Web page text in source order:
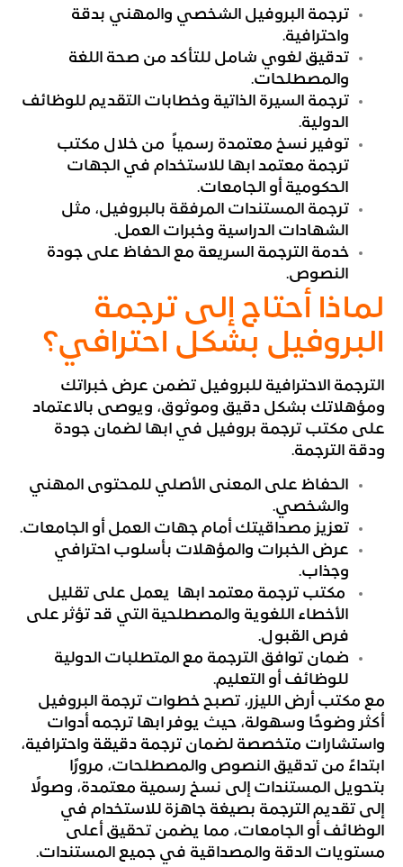
ترجمة البروفيل الشخصي والمهني بدقة
واحترافية.
تدقيق لغوي شامل للتأكد من صحة اللغة
والمصطلحات.
ترجمة السيرة الذاتية وخطابات التقديم للوظائف
الدولية.
توفير نسخ معتمدة رسمياً من خلال مكتب
ترجمة معتمد ابها للاستخدام في الجهات
الحكومية أو الجامعات.
ترجمة المستندات المرفقة بالبروفيل، مثل
الشهادات الدراسية وخبرات العمل.
خدمة الترجمة السريعة مع الحفاظ على جودة
النصوص.
لماذا أحتاج إلى ترجمة
البروفيل بشكل احترافي؟
الترجمة الاحترافية للبروفيل تضمن عرض خبراتك
ومؤهلاتك بشكل دقيق وموثوق، ويوصى بالاعتماد
على مكتب ترجمة بروفيل في ابها لضمان جودة
ودقة الترجمة.
الحفاظ على المعنى الأصلي للمحتوى المهني
والشخصي.
تعزيز مصداقيتك أمام جهات العمل أو الجامعات.
عرض الخبرات والمؤهلات بأسلوب احترافي
وجذاب.
مكتب ترجمة معتمد ابها يعمل على تقليل
الأخطاء اللغوية والمصطلحية التي قد تؤثر على
فرص القبول.
ضمان توافق الترجمة مع المتطلبات الدولية
للوظائف أو التعليم.
مع مكتب أرض الليزر، تصبح خطوات ترجمة البروفيل
أكثر وضوحًا وسهولة، حيث يوفر ابها ترجمه أدوات
واستشارات متخصصة لضمان ترجمة دقيقة واحترافية،
ابتداءً من تدقيق النصوص والمصطلحات، مرورًا
بتحويل المستندات إلى نسخ رسمية معتمدة، وصولًا
إلى تقديم الترجمة بصيغة جاهزة للاستخدام في
الوظائف أو الجامعات، مما يضمن تحقيق أعلى
مستويات الدقة والمصداقية في جميع المستندات.